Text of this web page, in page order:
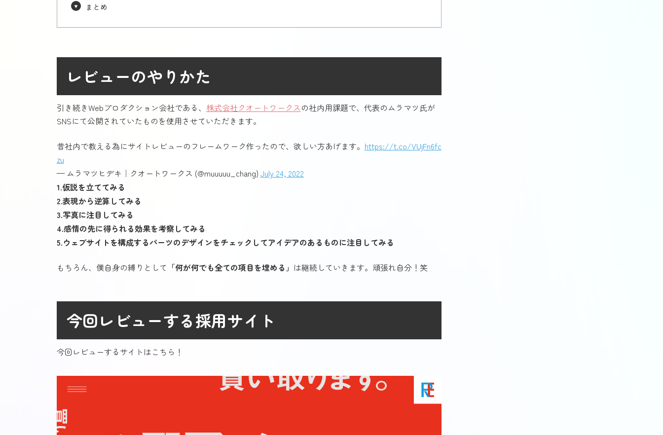
まとめ
レビューのやりかた
引き続きWebプロダクション会社である、 株式会社クオートワークスの社内用課題で、代表のムラマツ氏が
SNSにて公開されていたものを使用させていただきます。
昔社内で教える為にサイトレビューのフレームワーク作ったので、欲しい方あげます。 https://t.co/VUjFn6fc
zu
— ムラマツヒデキ｜クオートワークス (@muuuuu_chang) July 24, 2022
1.仮説を立ててみる
2.表現から逆算してみる
3.写真に注目してみる
4.感情の先に得られる効果を考察してみる
5.ウェブサイトを構成するパーツのデザインをチェックしてアイデアのあるものに注目してみる
もちろん、僕自身の縛りとして 「何が何でも全ての項目を埋める」 は継続していきます。頑張れ自分！笑
今回レビューする採用サイト
今回レビューするサイトはこちら！